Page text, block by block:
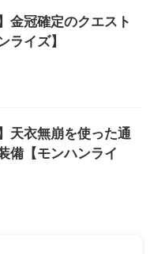
金冠確定のクエスト
ライズ】
天衣無崩を使った通
備【モンハンライ